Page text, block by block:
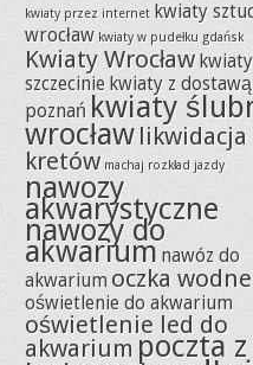
kwiaty przez internet kwiaty
wrocław kwiaty w pudełku gdańsk
Kwiaty Wrocław
szczecinie kwiaty z dostawą
poznań kwiaty
wrocław likwidacja
kretów machaj rozkład jazdy
nawozy
akwarystyczne
nawozy do
akwarium nawóz do
akwarium oczka wodne
oświetlenie do akwarium
oświetlenie led do
akwarium poczta z